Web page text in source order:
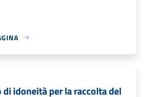
di idoneità per la raccolta del